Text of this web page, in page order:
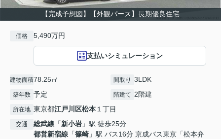
【完成予想図】【外観パース】長期優良住宅
価格 5,490万円
支払いシミュレーション
建物面積78.25㎡ 間取り 3LDK
築年数 予定 階建て 2階建
所在地 東京都江戸川区松本１丁目
交通 総武線 「新小岩 」駅 徒歩25分
都営新宿線 「篠崎 」駅 バス16分 京成バス東京「松本弁